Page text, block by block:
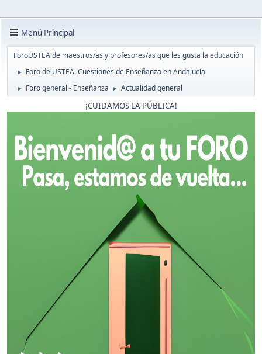
Menú Principal
ForoUSTEA de maestros/as y profesores/as que les gusta la educación
► Foro de USTEA. Cuestiones de Enseñanza en Andalucía
► Foro general - Enseñanza ► Actualidad general
¡CUIDAMOS LA PÚBLICA!